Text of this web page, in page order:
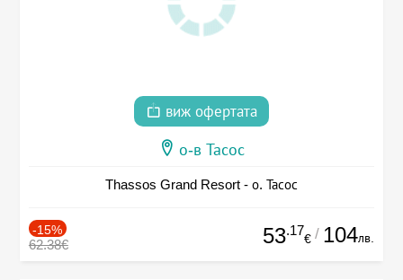
виж офертата
о-в Тасос
Thassos Grand Resort - о. Тасос
-15%
62.38€ 53.17
€ / 104лв.